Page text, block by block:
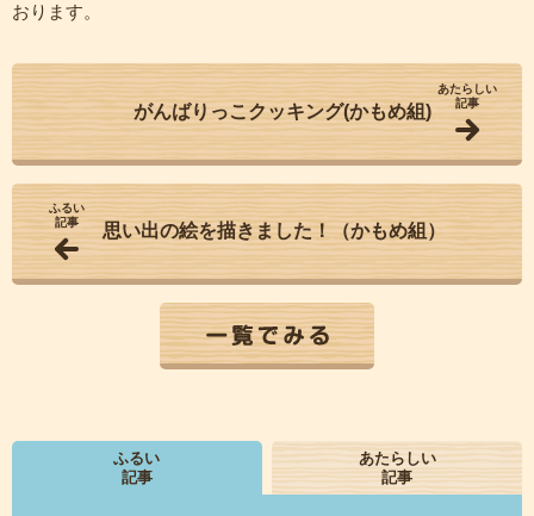
おります。
ふるい
記事
思い出の絵を描きました！（かもめ組）
あたらしい
記事
がんばりっこクッキング(かもめ組)
ふるい
記事
あたらしい
記事